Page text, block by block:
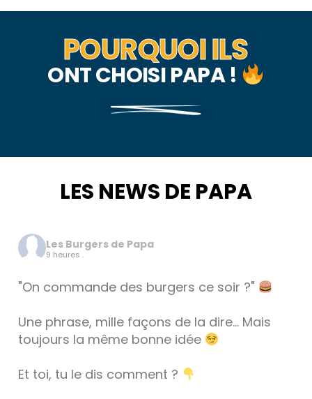
POURQUOI ILS
ONT CHOISI PAPA !
LES NEWS DE PAPA
Les Burgers de Papa
9 heures .
"On commande des burgers ce soir ?"
Une phrase, mille façons de la dire… Mais
toujours la même bonne idée
Et toi, tu le dis comment ?